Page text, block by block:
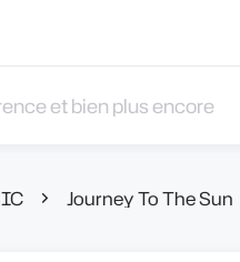
Journey To The Sun